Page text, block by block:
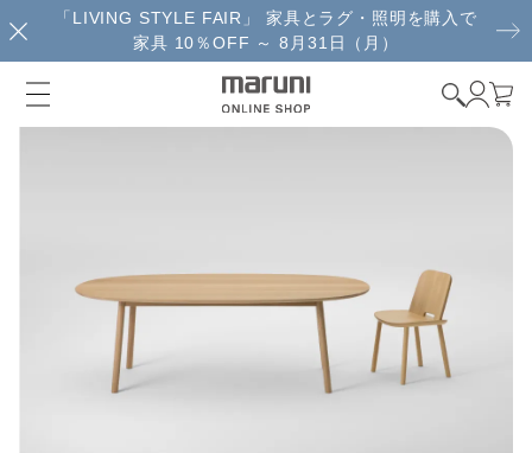
「LIVING STYLE FAIR」 家具とラグ・照明を購入で
家具 10％OFF ～ 8月31日（月）